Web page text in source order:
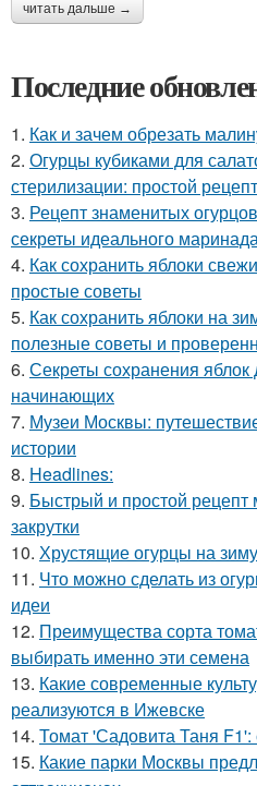
читать дальше →
Последние
1. Как и зачем обрезать
2. Огурцы кубиками для
стерилизации: простой рецепт
3. Рецепт знаменитых
секреты идеального
4. Как сохранить яблоки
простые советы
5. Как сохранить яблоки на
полезные советы и
6. Секреты сохранения
начинающих
7. Музеи Москвы:
истории
8. Headlines:
9. Быстрый и простой
закрутки
10. Хрустящие огурцы на
11. Что можно сделать из
идеи
12. Преимущества сорта
выбирать именно эти семена
13. Какие современные
реализуются в Ижевске
14. Томат 'Садовита Таня
15. Какие парки Москвы